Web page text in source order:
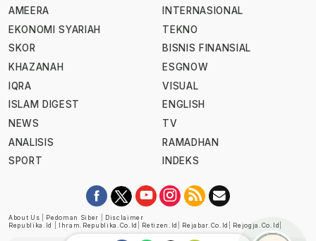
AMEERA
EKONOMI SYARIAH
SKOR
KHAZANAH
IQRA
ISLAM DIGEST
NEWS
ANALISIS
SPORT
INTERNASIONAL
TEKNO
BISNIS FINANSIAL
ESGNOW
VISUAL
ENGLISH
TV
RAMADHAN
INDEKS
About Us Pedoman Siber
Disclaimer
Republika.id
Ihram.republika.co.id Retizen.id Rejabar.co.id Rejogja.co.id